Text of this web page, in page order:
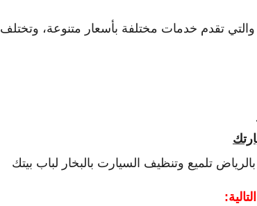
تقدم خدمات مختلفة بأسعار متنوعة، وتختلف
تلميع وتنظيف السيارت بالبخار لباب بيتك